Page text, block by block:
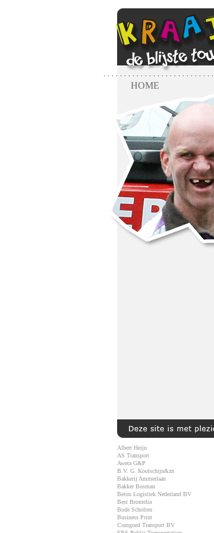
HOME
Albert Heijn
AS Transport
Aweta G&P
B.V. G. Koolschijn&zn
Bakkerij Ammerlaan
Bakker Bosman
Beton Logistiek Nederland BV
Best Bromelia
Bode Scholten
Business Print
Comgoed Transport BV